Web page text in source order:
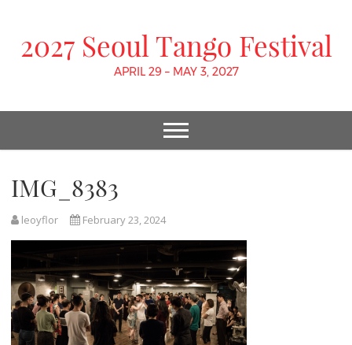
2027 Seoul Tango Festival
APRIL 29 – MAY 3, 2027
IMG_8383
leoyflor February 23, 2024